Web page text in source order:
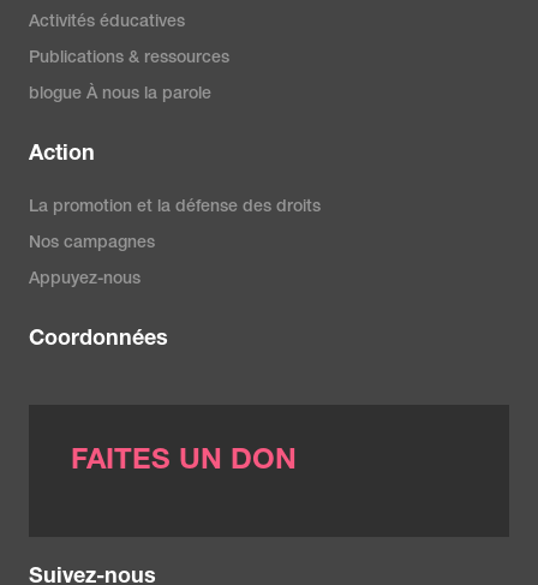
Activités éducatives
Publications & ressources
blogue À nous la parole
Action
La promotion et la défense des droits
Nos campagnes
Appuyez-nous
Coordonnées
FAITES UN DON
Suivez-nous